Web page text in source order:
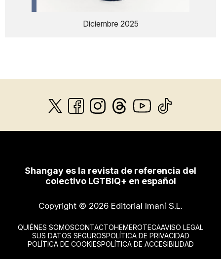
Diciembre 2025
Shangay es la revista de referencia del
colectivo LGTBIQ+ en español
Copyright © 2026 Editorial Imaní S.L.
QUIÉNES SOMOSCONTACTOHEMEROTECAAVISO LEGAL
SUS DATOS SEGUROSPOLÍTICA DE PRIVACIDAD
POLÍTICA DE COOKIESPOLÍTICA DE ACCESIBILIDAD